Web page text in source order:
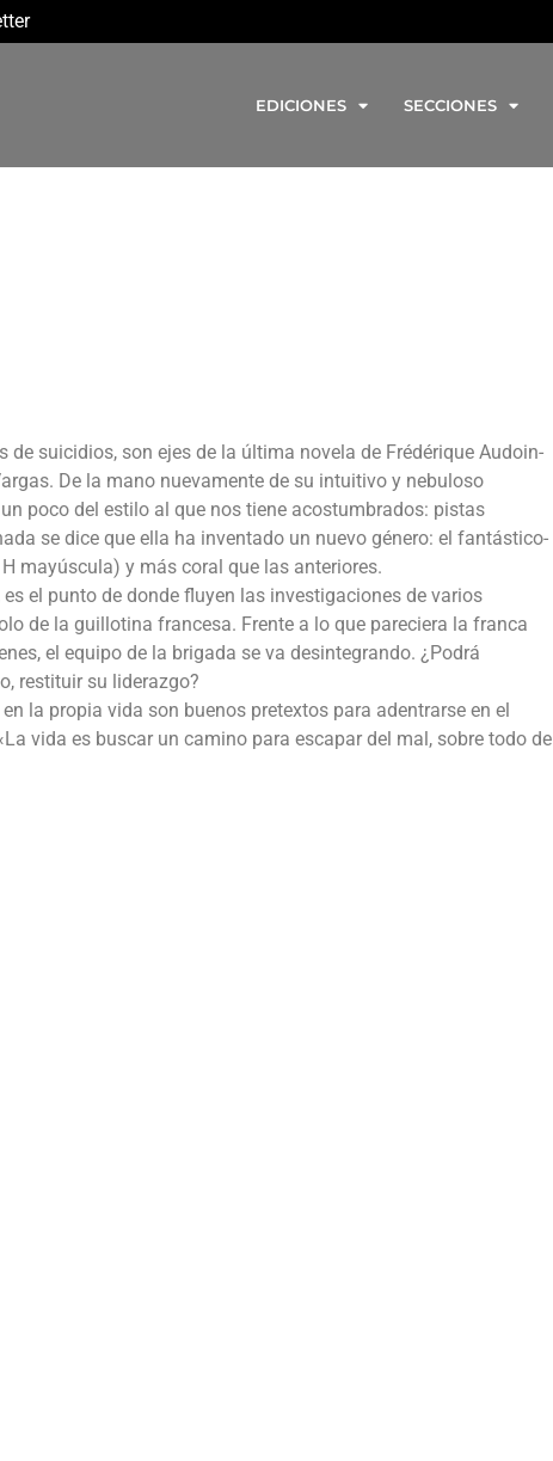
EDICIONES SECCIONES
suicidios, son ejes de la última novela de Frédérique Audoin-
De la mano nuevamente de su intuitivo y nebuloso
poco del estilo al que nos tiene acostumbrados: pistas
se dice que ella ha inventado un nuevo género: el fantástico-
mayúscula) y más coral que las anteriores.
el punto de donde fluyen las investigaciones de varios
de la guillotina francesa. Frente a lo que pareciera la franca
el equipo de la brigada se va desintegrando. ¿Podrá
restituir su liderazgo?
la propia vida son buenos pretextos para adentrarse en el
vida es buscar un camino para escapar del mal, sobre todo de